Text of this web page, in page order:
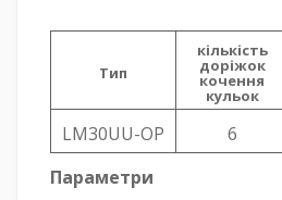
Тип
кількість
доріжок
кочення
кульок
LM30UU-OP 6
Параметри